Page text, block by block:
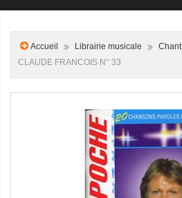
Accueil Librairie musicale
Chant
CLAUDE FRANCOIS N° 33